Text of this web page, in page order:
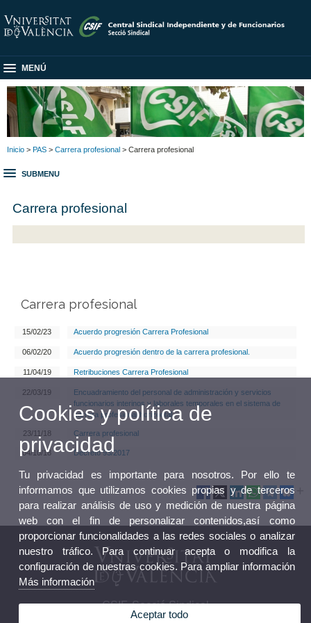
MENÚ
Inicio > PAS > Carrera profesional > Carrera profesional
SUBMENU
Carrera profesional
Carrera profesional
15/02/23 Acuerdo progresión Carrera Profesional
06/02/20 Acuerdo progresión dentro de la carrera profesional.
11/04/19 Retribuciones Carrera Profesional
22/03/19
Encuadramiento del personal de administración y servicios
funcionarios interinos y laborales temporales en el sistema de
carrera profesional horizontal.
23/11/18 Carrera profesional
04/10/18 Decreto 93/2017
CSIF. Secció Sindical
Cookies y política de
privacidad
Tu privacidad es importante para nosotros. Por ello te
informamos que utilizamos cookies propias y de terceros
para realizar análisis de uso y medición de nuestra página
web con el fin de personalizar contenidos,así como
proporcionar funcionalidades a las redes sociales o analizar
nuestro tráfico. Para continuar acepta o modifica la
configuración de nuestras cookies. Para ampliar información
Más información
Aceptar todo